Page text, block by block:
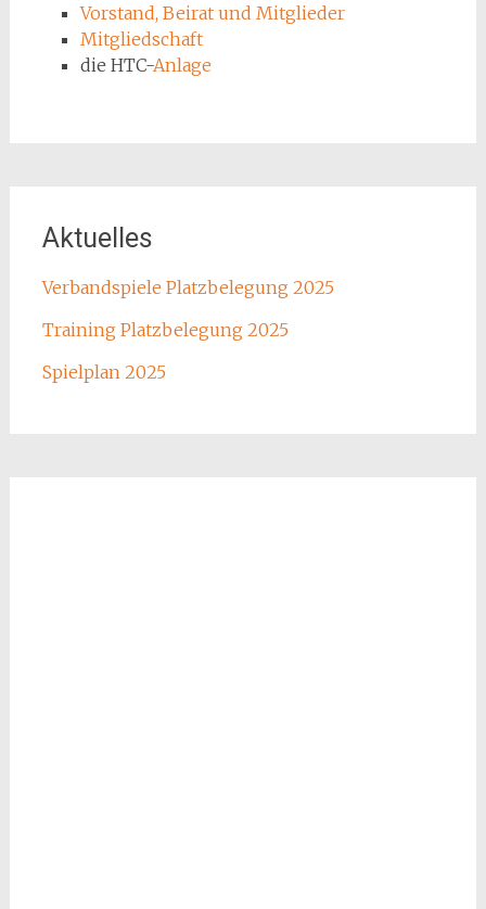
Vorstand, Beirat und Mitglieder
Mitgliedschaft
die HTC-Anlage
Aktuelles
Verbandspiele Platzbelegung 2025
Training Platzbelegung 2025
Spielplan 2025